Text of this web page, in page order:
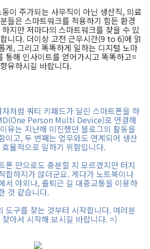
이 주가되는 사무직이 아닌 생산직, 의료
들은 스마트워크를 적용하기 힘든 환경
지만 저마다의 스마트워크를 찾을 수 있
니다. 더이상 고전 근무시간(9 to 6)에 얽
게, 그리고 똑똑하게 일하는 디지털 노마
통해 인사이트를 얻어가시고 똑똑하고=
유하시길 바랍니다.
처럼 쿼티 키패드가 달린 스마트폰을 하
Person Multi Device)로 연결해
유는 지난해 미진했던 블로그의 활동을
이고, 두 번째는 업무와도 연계되어 생산
율적으로 일하기 위함입니다.
폰 만으로도 충분할 지 모르겠지만 터치
합하지가 않더군요. 게다가 노트북이나
서 야외나, 출퇴근 길 대중교통을 이용하
것 같습니다.
도구를 찾는 것부터 시작합니다. 여러분
아서 시작해 보시길 바랍니다. =)